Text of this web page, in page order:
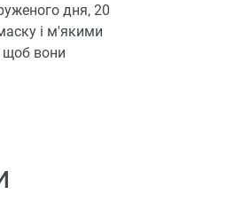
дня, 20
і м'якими
щоб вони